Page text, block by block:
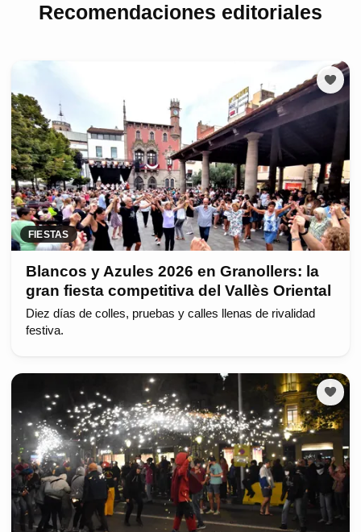
Recomendaciones editoriales
FIESTAS
Blancos y Azules 2026 en Granollers: la
gran fiesta competitiva del Vallès Oriental
Diez días de colles, pruebas y calles llenas de rivalidad
festiva.